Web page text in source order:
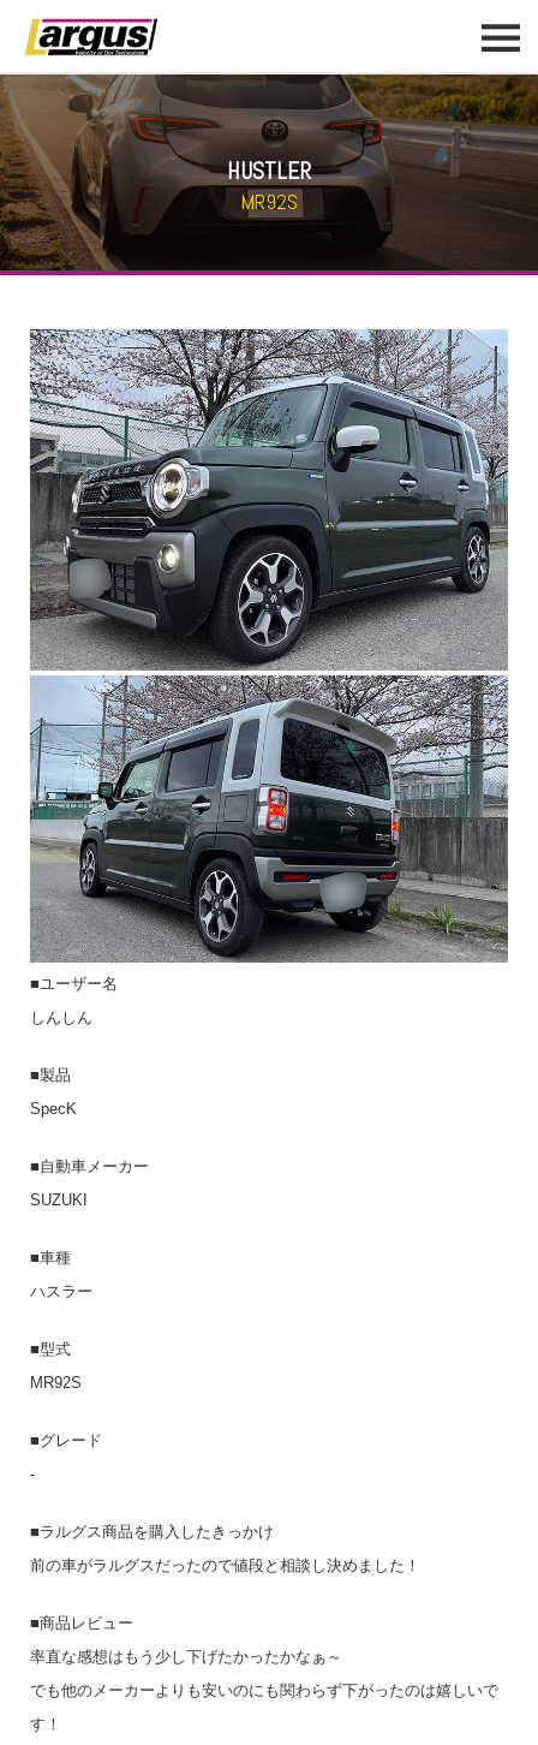
HUSTLER
MR92S
■ユーザー名
しんしん
■製品
SpecK
■自動車メーカー
SUZUKI
■車種
ハスラー
■型式
MR92S
■グレード
-
■ラルグス商品を購入したきっかけ
前の車がラルグスだったので値段と相談し決めました！
■商品レビュー
率直な感想はもう少し下げたかったかなぁ～
でも他のメーカーよりも安いのにも関わらず下がったのは嬉しいで
す！